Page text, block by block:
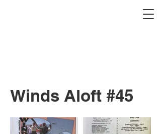
Winds Aloft #45